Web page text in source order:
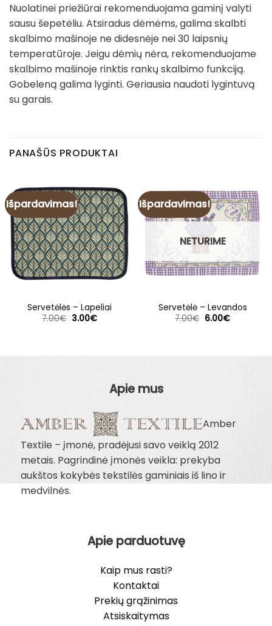
Nuolatinei priežiūrai rekomenduojama gaminį valyti
sausu šepetėliu. Atsiradus dėmėms, galima skalbti
skalbimo mašinoje ne didesnėje nei 30 laipsnių
temperatūroje. Jeigu dėmių nėra, rekomenduojame
skalbimo mašinoje rinktis rankų skalbimo funkciją.
Gobeleną galima lyginti. Geriausia naudoti lygintuvą
su garais.
PANAŠŪS PRODUKTAI
Išpardavimas!
Servetėlės – Lapeliai
7.00€ Original
3.00€Current
Išpardavimas!
NETURIME
Servetėlė – Levandos
7.00€ Original
6.00€Current
Apie mus
Amber
Textile – įmonė, pradėjusi savo veiklą 2012
metais. Pagrindinė įmonės veikla: prekyba
aukštos kokybės tekstilės gaminiais iš lino ir
medvilnės.
Apie parduotuvę
Kaip mus rasti?
Kontaktai
Prekių grąžinimas
Atsiskaitymas